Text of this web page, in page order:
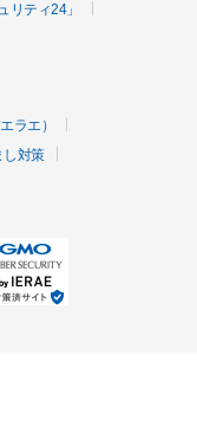
リティ24」
ラエ）
し対策